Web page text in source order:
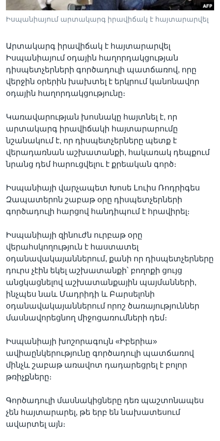
Իսպանիայում արտակարգ իրավիճակ է հայտարարվել
Արտակարգ իրավիճակ է հայտարարվել
Իսպանիայում օդային հաղորդակցության
դիսպետչերների գործադուլի պատճառով, որը
վերջին օրերին խախտել է երկրում կանոնավոր
օդային հաղորդակցությունը։
Կառավարության խոսնակը հայտնել է, որ
արտակարգ իրավիճակի հայտարարումը
նշանակում է, որ դիսպետչերները պետք է
վերադառնան աշխատանքի, հակառակ դեպքում
նրանց դեմ հարուցվելու է քրեական գործ։
Իսպանիայի վարչապետ Խոսե Լուիս Ռոդրիգես
Զապատերոն շաբաթ օրը դիսպետչերների
գործադուլի հարցով հանդիպում է հրավիրել։
Իսպանիայի զինուժն ուրբաթ օրը
վերահսկողություն է հաստատել
օդանավակայաններում, քանի որ դիսպետչերները
դուրս չէին եկել աշխատանքի՝ բողոքի ցույց
անցկացնելով աշխատանքային պայմանների,
ինչպես նաև Մադրիդի և Բարսելոնի
օդանավակայաններում որոշ ծառայություններ
մասնավորեցնող միջոցառումների դեմ։
Իսպանիայի խոշորագույն «Իբերիա»
ավիաընկերությունը գործադուլի պատճառով
մինչև շաբաթ առավոտ դադարեցրել է բոլոր
թռիչքները։
Գործադուլի մասնակիցները դեռ պաշտոնապես
չեն հայտարարել, թե երբ են նախատեսում
ավարտել այն։